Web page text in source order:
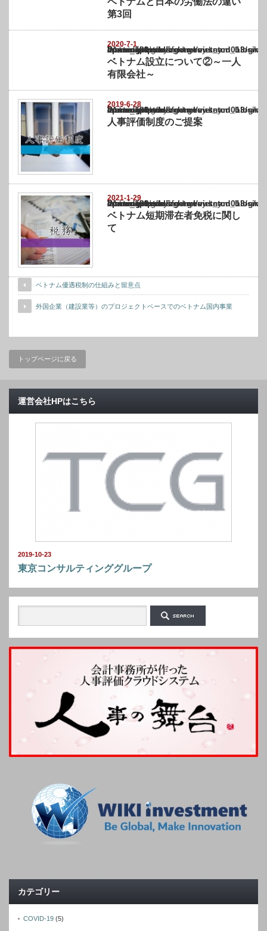
第3回
2020-7-1
Warning
: Undefined array key "show_category" in
/home/netst/kuno-cpa.co.jp/public_html/vietnam_blog/wp-content/themes/
on line183
ベトナム設立について②～一人
有限会社～
2019-6-28
Warning
: Undefined array key "show_category" in
/home/netst/kuno-cpa.co.jp/public_html/vietnam_blog/wp-content/themes/
on line183
人事評価制度のご提案
2021-1-29
Warning
: Undefined array key "show_category" in
/home/netst/kuno-cpa.co.jp/public_html/vietnam_blog/wp-content/themes/
on line183
ベトナム短期滞在者免税に関し
て
ベトナム優遇税制の仕組みと留意点
外国企業（建設業等）のプロジェクトベースでのベトナム国内事業
トップページに戻る
運営会社HPはこちら
2019-10-23
東京コンサルティンググループ
カテゴリー
COVID-19 (5)